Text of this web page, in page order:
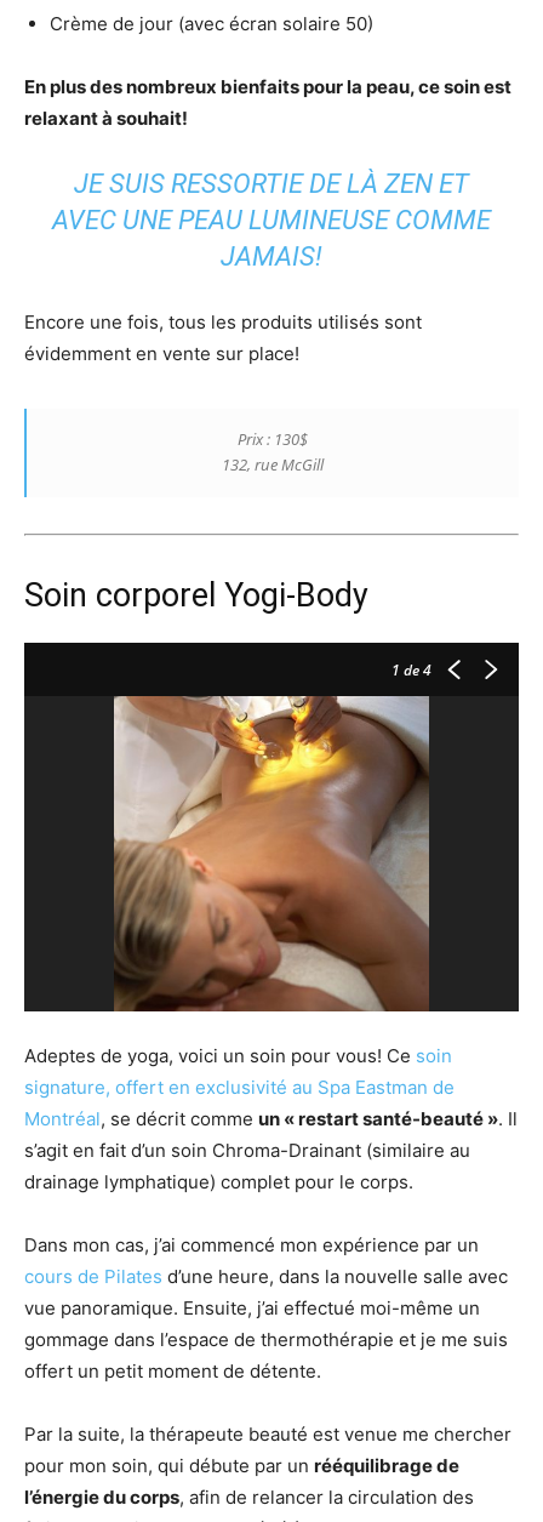
Crème de jour (avec écran solaire 50)
En plus des nombreux bienfaits pour la peau, ce soin est
relaxant à souhait!
JE SUIS RESSORTIE DE LÀ ZEN ET
AVEC UNE PEAU LUMINEUSE COMME
JAMAIS!
Encore une fois, tous les produits utilisés sont
évidemment en vente sur place!
Prix : 130$
132, rue McGill
Soin corporel Yogi-Body
1 de 4
Adeptes de yoga, voici un soin pour vous! Ce soin
signature, offert en exclusivité au Spa Eastman de
Montréal, se décrit comme un « restart santé-beauté ». Il
s’agit en fait d’un soin Chroma-Drainant (similaire au
drainage lymphatique) complet pour le corps.
Dans mon cas, j’ai commencé mon expérience par un
cours de Pilates d’une heure, dans la nouvelle salle avec
vue panoramique. Ensuite, j’ai effectué moi-même un
gommage dans l’espace de thermothérapie et je me suis
offert un petit moment de détente.
Par la suite, la thérapeute beauté est venue me chercher
pour mon soin, qui débute par un rééquilibrage de
l’énergie du corps, afin de relancer la circulation des